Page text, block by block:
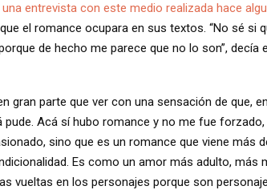
una entrevista con este medio realizada hace
el romance ocupara en sus textos. “No sé si
de hecho me parece que no lo son”, decía
gran parte que ver con una sensación de que,
pude. Acá sí hubo romance y no me fue
sino que es un romance que viene más
Es como un amor más adulto, más
vueltas en los personajes porque son